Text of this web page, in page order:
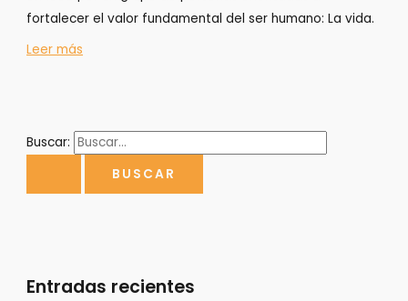
fortalecer el valor fundamental del ser humano: La vida.
Leer más
Buscar:
Entradas recientes